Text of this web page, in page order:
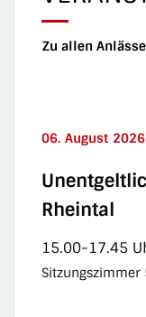
Zu allen
06. August 2026
Rheintal
15.00-17.45
Sitzungszimmer